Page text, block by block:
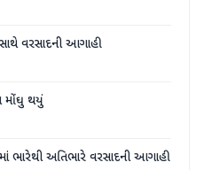
વરસાદની આગાહી
મોંઘુ થયું
ભારેથી અતિભારે વરસાદની આગાહી